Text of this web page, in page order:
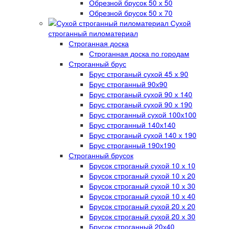
Обрезной брусок 50 х 50
Обрезной брусок 50 х 70
Сухой
строганный пиломатериал
Строганная доска
Строганная доска по городам
Строганный брус
Брус строганый сухой 45 х 90
Брус строганный 90х90
Брус строганый сухой 90 х 140
Брус строганый сухой 90 х 190
Брус строганный сухой 100х100
Брус строганный 140х140
Брус строганый сухой 140 х 190
Брус строганный 190х190
Строганный брусок
Брусок строганый сухой 10 х 10
Брусок строганый сухой 10 х 20
Брусок строганый сухой 10 х 30
Брусок строганый сухой 10 х 40
Брусок строганый сухой 20 х 20
Брусок строганый сухой 20 х 30
Брусок строганный 20х40